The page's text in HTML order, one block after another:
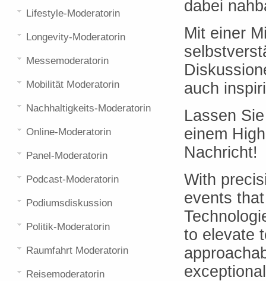
dabei
Mit einer
auch
Lassen
einem
Nachricht!
With
events
to elevate
Lifestyle-Moderatorin
Longevity-Moderatorin
Messemoderatorin
Mobilität Moderatorin
Nachhaltigkeits-Moderatorin
Online-Moderatorin
Panel-Moderatorin
Podcast-Moderatorin
Podiumsdiskussion
Politik-Moderatorin
Raumfahrt Moderatorin
Reisemoderatorin